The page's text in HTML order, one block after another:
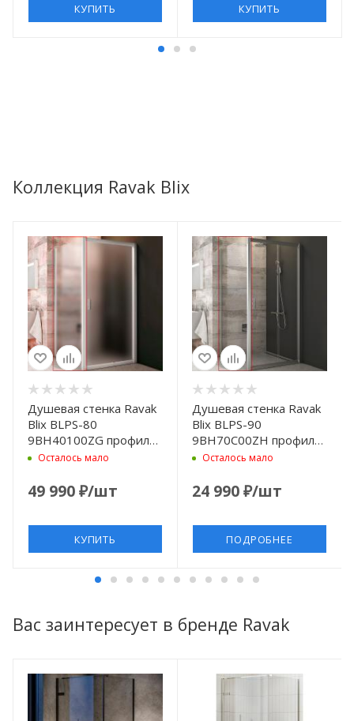
КУПИТЬ КУПИТЬ
Коллекция Ravak Blix
Душевая стенка Ravak
Blix BLPS-80
9BH40100ZG профиль
Белый стекло Grape
Осталось мало
49 990₽/шт
КУПИТЬ
Душевая стенка Ravak
Blix BLPS-90
9BH70C00ZH профиль
блестящий стекло
Осталось мало
24 990₽/шт
ПОДРОБНЕЕ
Вас заинтересует в бренде Ravak